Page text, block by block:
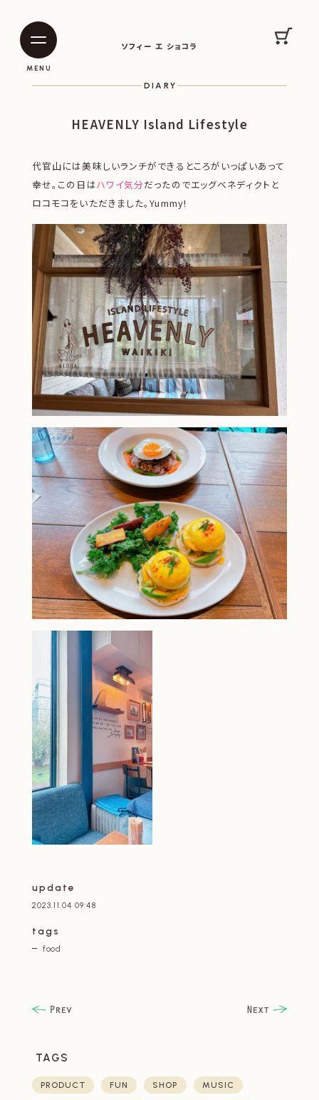
ソフィー エ ショコラ
MENU
カー
DIARY
HEAVENLY Island Lifestyle
代官山には美味しいランチができるところがいっぱいあって
幸せ。この日はハワイ気分だったのでエッグベネディクトと
ロコモコをいただきました。Yummy!
update
2023.11.04 09:48
tags
food
TAGS
PRODUCT FUN SHOP MUSIC